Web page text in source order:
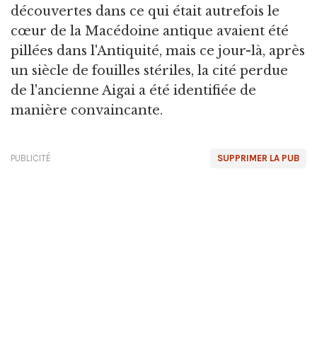
découvertes dans ce qui était autrefois le
cœur de la Macédoine antique avaient été
pillées dans l'Antiquité, mais ce jour-là, après
un siècle de fouilles stériles, la cité perdue
de l'ancienne Aigai a été identifiée de
manière convaincante.
SUPPRIMER LA PUB
PUBLICITÉ